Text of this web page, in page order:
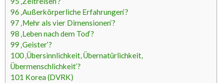
96 ‚Außerkörperliche Erfahrungen‘?
97 ‚Mehr als vier Dimensionen‘?
98 ‚Leben nach dem Tod‘?
99 ‚Geister‘?
100‚Übersinnlichkeit, Übernatürlichkeit,
Übermenschlichkeit‘?
101 Korea (DVRK)